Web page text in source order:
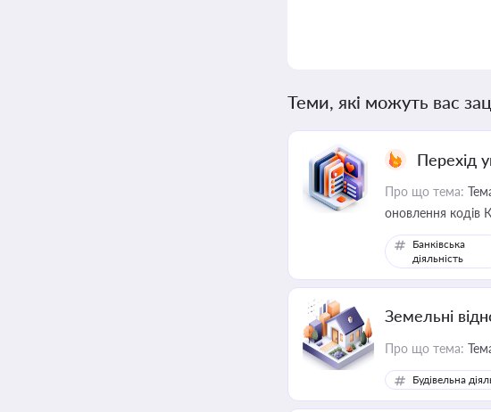
Теми, які можуть вас
Перехід
Про що тема:
оновлення кодів
Банківська
діяльність
Земельні
Про що тема:
Будівельна